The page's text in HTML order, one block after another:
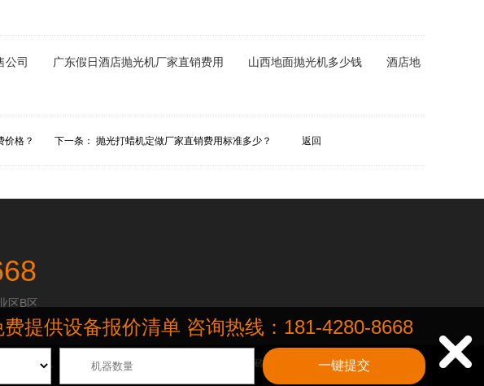
公司 广东假日酒店抛光机厂家直销费用 山西地面抛光机多少钱
酒店地
价格？ 下一条： 抛光打蜡机定做厂家直销费用标准多少？ 返回
区B区
于酒店、工厂车间、商场、写字楼等场景的大理石、瓷砖、水泥地、地毯多种材质地面地板.
提供设备报价清单 咨询热线：181-4280-8668
